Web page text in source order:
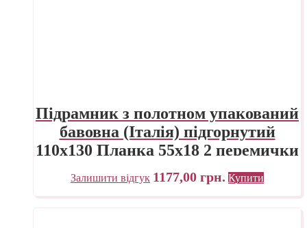
Підрамник з полотном упакований
бавовна (Італія) підгорнутий
110х130 Планка 55х18 2 перемички
ПП Трек Україна
Залишити відгук 1177,00 грн. Купити